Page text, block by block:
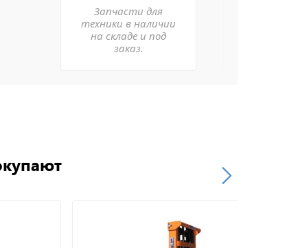
Запчасти для
техники в наличии
на складе и под
заказ.